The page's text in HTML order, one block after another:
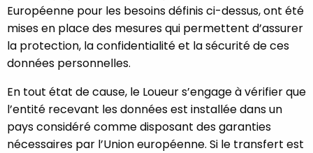
Européenne pour les besoins définis ci-dessus, ont été
mises en place des mesures qui permettent d’assurer
la protection, la confidentialité et la sécurité de ces
données personnelles.
En tout état de cause, le Loueur s’engage à vérifier que
l’entité recevant les données est installée dans un
pays considéré comme disposant des garanties
nécessaires par l’Union européenne. Si le transfert est